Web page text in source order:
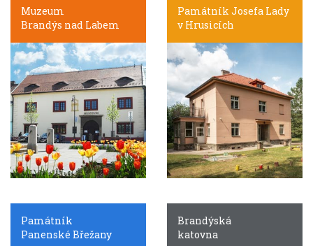
Muzeum
Brandýs nad Labem
Památník Josefa Lady
v Hrusicích
Památník
Panenské Břežany
Brandýská
katovna